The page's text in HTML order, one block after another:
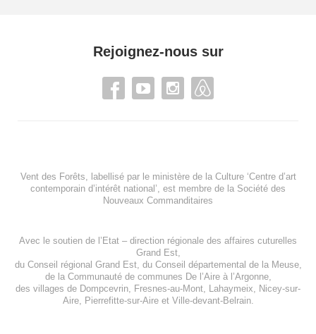
Rejoignez-nous sur
Vent des Forêts, labellisé par le ministère de la Culture ‘Centre d’art
contemporain d’intérêt national’, est membre de la Société des
Nouveaux Commanditaires
Avec le soutien de l’Etat – direction régionale des affaires cuturelles
Grand Est,
du Conseil régional Grand Est, du Conseil départemental de la Meuse,
de la Communauté de communes De l’Aire à l’Argonne,
des villages de Dompcevrin Fresnes-au-Mont Lahaymeix
Nicey-sur-
Aire, Pierrefitte-sur-Aireet Ville-devant-Belrain.